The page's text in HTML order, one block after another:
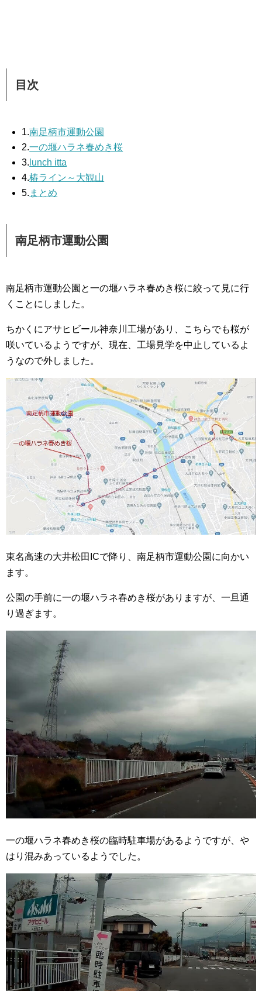
目次
1.南足柄市運動公園
2.一の堰ハラネ春めき桜
3. lunch itta
4.椿ライン～大観山
5. まとめ
南足柄市運動公園
南足柄市運動公園と一の堰ハラネ春めき桜に絞って見に行
くことにしました。
ちかくにアサヒビール神奈川工場があり、こちらでも桜が
咲いているようですが、現在、工場見学を中止しているよ
うなので外しました。
東名高速の大井松田ICで降り、南足柄市運動公園に向かい
ます。
公園の手前に一の堰ハラネ春めき桜がありますが、一旦通
り過ぎます。
一の堰ハラネ春めき桜の臨時駐車場があるようですが、や
はり混みあっているようでした。